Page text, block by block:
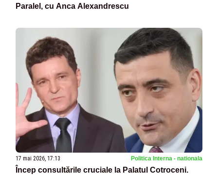
Paralel, cu Anca Alexandrescu
17 mai 2026, 17:13 Politica Interna - nationala
Încep consultările cruciale la Palatul Cotroceni.